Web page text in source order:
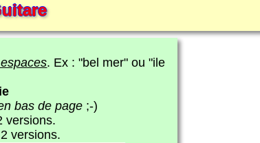
. Ex : "bel mer" ou "ile
bas de page;-)
versions.
versions.